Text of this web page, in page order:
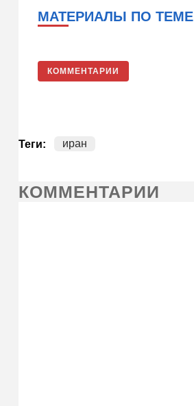
МАТЕРИАЛЫ ПО ТЕМЕ
КОММЕНТАРИИ
Теги: иран
КОММЕНТАРИИ